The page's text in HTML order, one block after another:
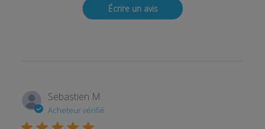
Écrire un avis
Sebastien M.
Acheteur vérifié